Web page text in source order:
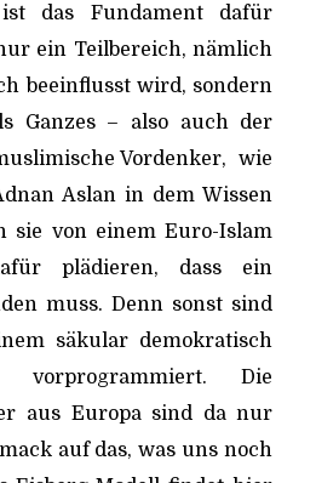
das Fundament dafür
ein Teilbereich, nämlich
beeinflusst wird, sondern
Ganzes – also auch der
Vordenker, wie
Aslan in dem Wissen
sie von einem Euro-Islam
plädieren, dass ein
muss. Denn sonst sind
säkular demokratisch
vorprogrammiert. Die
aus Europa sind da nur
auf das, was uns noch